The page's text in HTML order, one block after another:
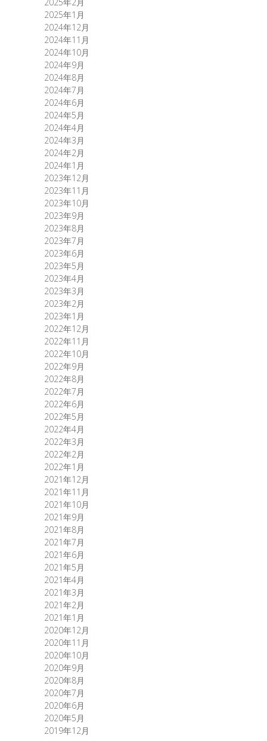
2025年1月
2024年12月
2024年11月
2024年10月
2024年9月
2024年8月
2024年7月
2024年6月
2024年5月
2024年4月
2024年3月
2024年2月
2024年1月
2023年12月
2023年11月
2023年10月
2023年9月
2023年8月
2023年7月
2023年6月
2023年5月
2023年4月
2023年3月
2023年2月
2023年1月
2022年12月
2022年11月
2022年10月
2022年9月
2022年8月
2022年7月
2022年6月
2022年5月
2022年4月
2022年3月
2022年2月
2022年1月
2021年12月
2021年11月
2021年10月
2021年9月
2021年8月
2021年7月
2021年6月
2021年5月
2021年4月
2021年3月
2021年2月
2021年1月
2020年12月
2020年11月
2020年10月
2020年9月
2020年8月
2020年7月
2020年6月
2020年5月
2019年12月